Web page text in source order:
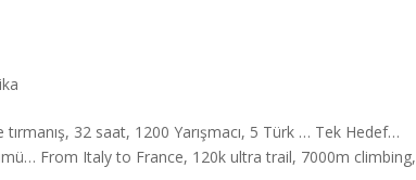
32 saat, 1200 Yarışmacı, 5 Türk … Tek Hedef…
From Italy to France, 120k ultra trail, 7000m climbing,